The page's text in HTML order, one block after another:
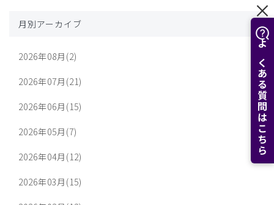
よくある質問はこちら
月別アーカイブ
2026年08月(2)
2026年07月(21)
2026年06月(15)
2026年05月(7)
2026年04月(12)
2026年03月(15)